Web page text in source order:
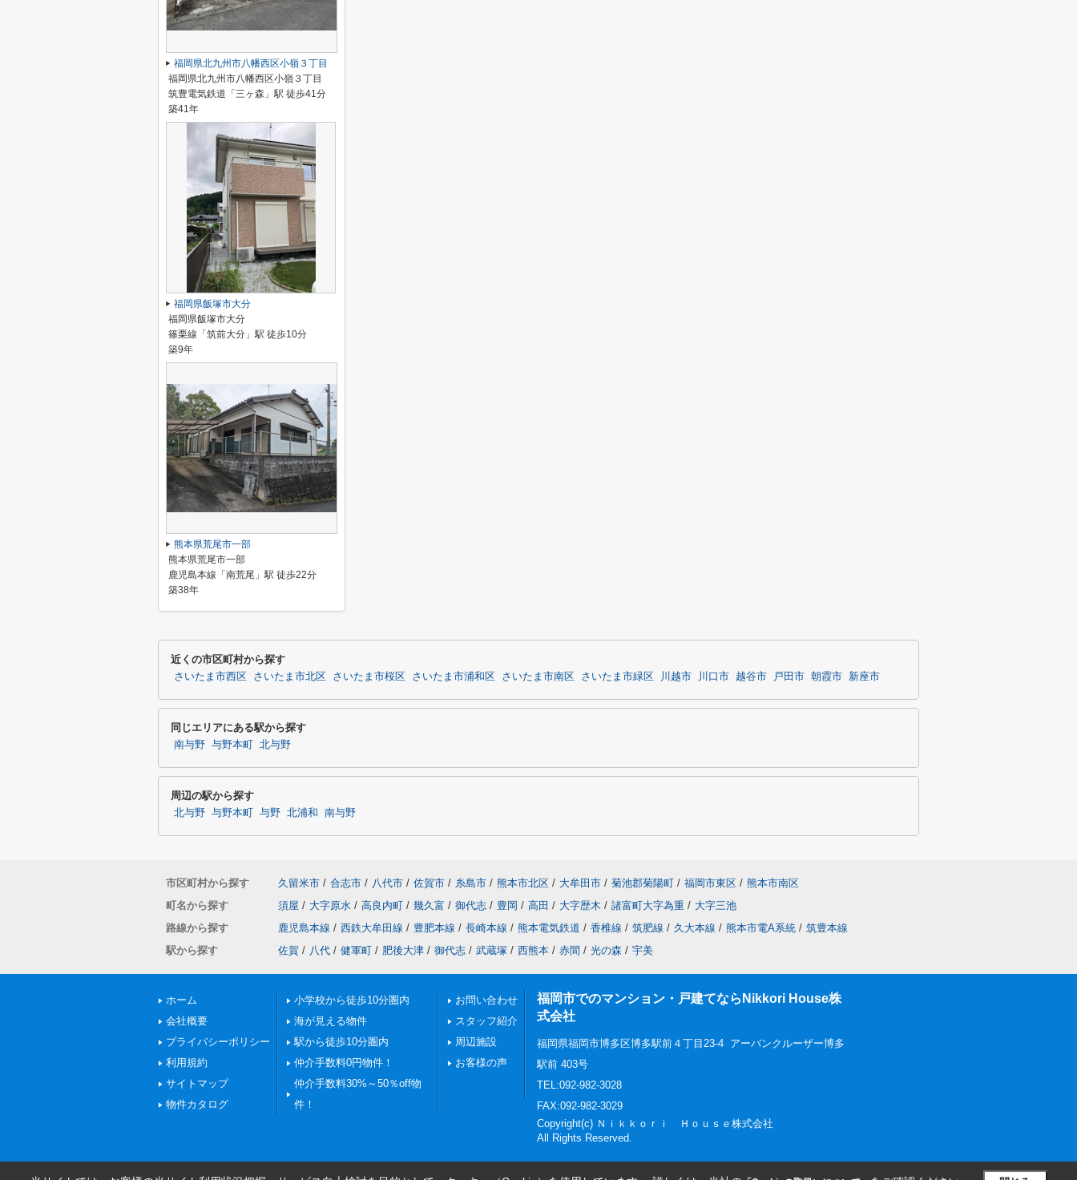
福岡県北九州市八幡西区小嶺３丁目
福岡県北九州市八幡西区小嶺３丁目
筑豊電気鉄道「三ヶ森」駅 徒歩41分
築41年
福岡県飯塚市大分
福岡県飯塚市大分
篠栗線「筑前大分」駅 徒歩10分
築9年
熊本県荒尾市一部
熊本県荒尾市一部
鹿児島本線「南荒尾」駅 徒歩22分
築38年
近くの市区町村から探す
さいたま市西区 さいたま市北区 さいたま市桜区 さいたま市浦和区 さいたま市南区 さいたま市緑区 川越市 川口市 越谷市 戸田市 朝霞市 新座市
同じエリアにある駅から探す
南与野 与野本町 北与野
周辺の駅から探す
北与野 与野本町 与野 北浦和 南与野
市区町村から探す 久留米市 / 合志市 / 八代市 / 佐賀市 / 糸島市 / 熊本市北区 / 大牟田市 / 菊池郡菊陽町 / 福岡市東区 / 熊本市南区
町名から探す
須屋 / 大字原水 / 高良内町 / 幾久富 / 御代志 / 豊岡 / 高田 / 大字歴木 / 諸富町大字為重 / 大字三池
路線から探す
鹿児島本線 / 西鉄大牟田線 / 豊肥本線 / 長崎本線 / 熊本電気鉄道 / 香椎線 / 筑肥線 / 久大本線 / 熊本市電A系統 / 筑豊本線
駅から探す
佐賀 / 八代 / 健軍町 / 肥後大津 / 御代志 / 武蔵塚 / 西熊本 / 赤間 / 光の森 / 宇美
ホーム
会社概要
プライバシーポリシー
利用規約
サイトマップ
物件カタログ
小学校から徒歩10分圏内
海が見える物件
駅から徒歩10分圏内
仲介手数料0円物件！
仲介手数料30%～50％off物
件！
お問い合わせ
スタッフ紹介
周辺施設
お客様の声
福岡市でのマンション・戸建てならNikkori House株
式会社
福岡県福岡市博多区博多駅前４丁目23-4 アーバンクルーザー博多
駅前 403号
TEL:092-982-3028
FAX:092-982-3029
Copyright(c) Ｎｉｋｋｏｒｉ Ｈｏｕｓｅ株式会社
All Rights Reserved.